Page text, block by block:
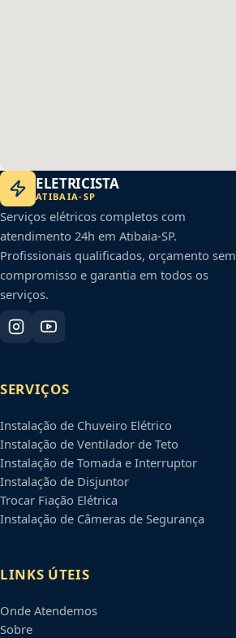
ELETRICISTA
ATIBAIA-SP
Serviços elétricos completos com
atendimento 24h em Atibaia-SP.
Profissionais qualificados, orçamento sem
compromisso e garantia em todos os
serviços.
SERVIÇOS
Instalação de Chuveiro Elétrico
Instalação de Ventilador de Teto
Instalação de Tomada e Interruptor
Instalação de Disjuntor
Trocar Fiação Elétrica
Instalação de Câmeras de Segurança
LINKS ÚTEIS
Onde Atendemos
Sobre